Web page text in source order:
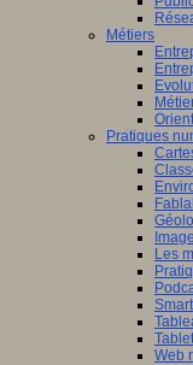
Métiers
Pratiques
Les
Web